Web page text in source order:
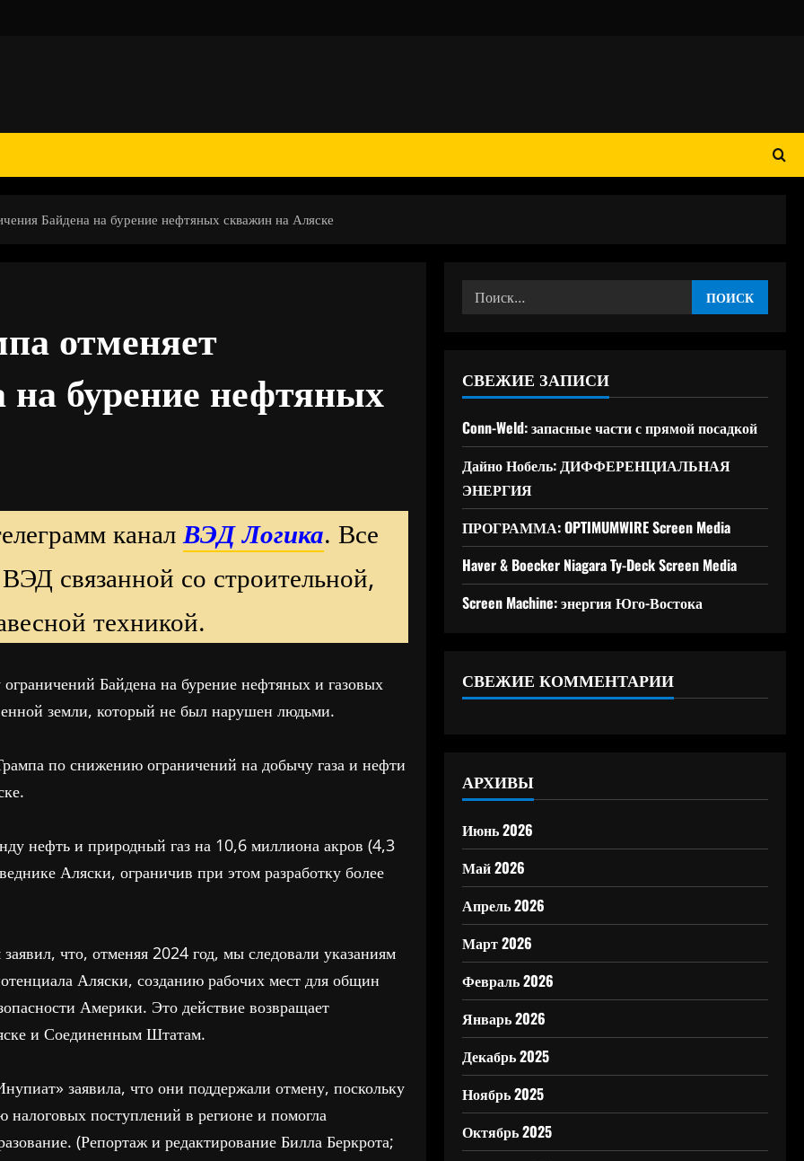
Байдена на бурение нефтяных скважин на Аляске
отменяет
на бурение нефтяных
каналВЭД Логика. Все
связанной со строительной,
техникой.
Байдена на бурение нефтяных и газовых
земли, который не был нарушен людьми.
по снижению ограничений на добычу газа и нефти
нефть и природный газ на 10,6 миллиона акров (4,3
Аляски, ограничив при этом разработку более
что, отменяя 2024 год, мы следовали указаниям
Аляски, созданию рабочих мест для общин
Америки. Это действие возвращает
и Соединенным Штатам.
заявила, что они поддержали отмену, поскольку
налоговых поступлений в регионе и помогла
(Репортаж и редактирование Билла Беркрота;
Найти:
СВЕЖИЕ ЗАПИСИ
Conn-Weld: запасные части с прямой посадкой
Дайно Нобель: ДИФФЕРЕНЦИАЛЬНАЯ
ЭНЕРГИЯ
ПРОГРАММА: OPTIMUMWIRE Screen Media
Haver & Boecker Niagara Ty-Deck Screen Media
Screen Machine: энергия Юго-Востока
СВЕЖИЕ КОММЕНТАРИИ
АРХИВЫ
Июнь 2026
Май 2026
Апрель 2026
Март 2026
Февраль 2026
Январь 2026
Декабрь 2025
Ноябрь 2025
Октябрь 2025